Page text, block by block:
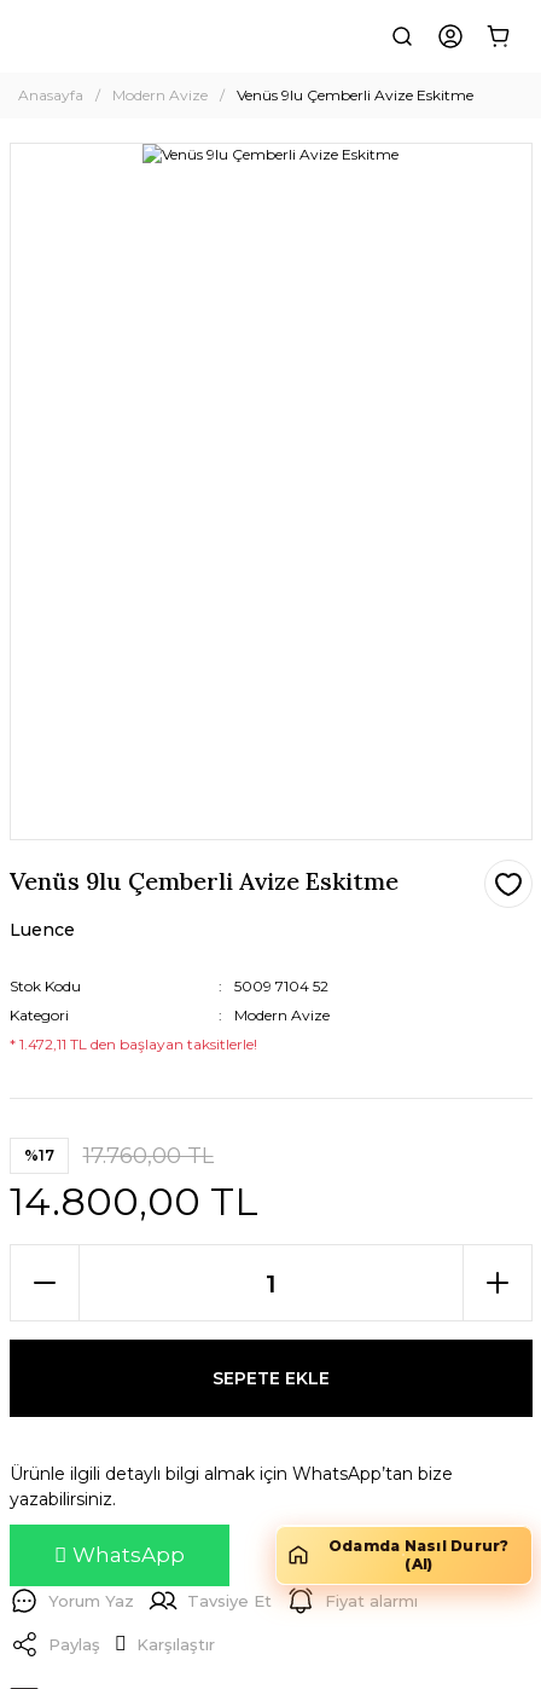
Anasayfa Modern Avize Venüs 9lu Çemberli Avize Eskitme
Venüs 9lu Çemberli Avize Eskitme
Luence
Stok Kodu
5009 7104 52
Kategori
Modern Avize
* 1.472,11 TL den başlayan taksitlerle!
%17 17.760,00 TL
14.800,00 TL
SEPETE EKLE
Ürünle ilgili detaylı bilgi almak için WhatsApp’tan bize
yazabilirsiniz.
WhatsApp
Odamda Nasıl Durur?
(AI)
Yorum Yaz Tavsiye Et Fiyat alarmı
Paylaş Karşılaştır